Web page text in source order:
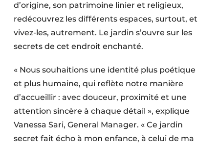
d’origine, son patrimoine linier et religieux,
redécouvrez les différents espaces, surtout, et
vivez-les, autrement. Le jardin s’ouvre sur les
secrets de cet endroit enchanté.
« Nous souhaitions une identité plus poétique
et plus humaine, qui reflète notre manière
d’accueillir : avec douceur, proximité et une
attention sincère à chaque détail », explique
Vanessa Sari, General Manager. « Ce jardin
secret fait écho à mon enfance, à celui de ma